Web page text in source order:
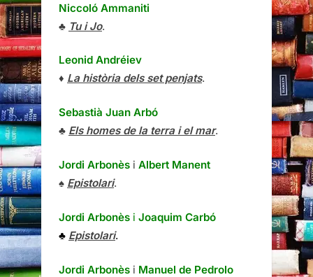
Niccoló Ammaniti
♣ Tu i Jo.
Leonid Andréiev
♦ La història dels set penjats.
Sebastià Juan Arbó
♣ Els homes de la terra i el mar.
Jordi Arbonès i Albert Manent
♠ Epistolari.
Jordi Arbonès i Joaquim Carbó
♣ Epistolari.
Jordi Arbonès i Manuel de Pedrolo